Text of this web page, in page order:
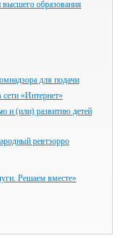
образования
для подачи
сети «Интернет»
и (или) развитию детей
ревтзорро
Решаем вместе»